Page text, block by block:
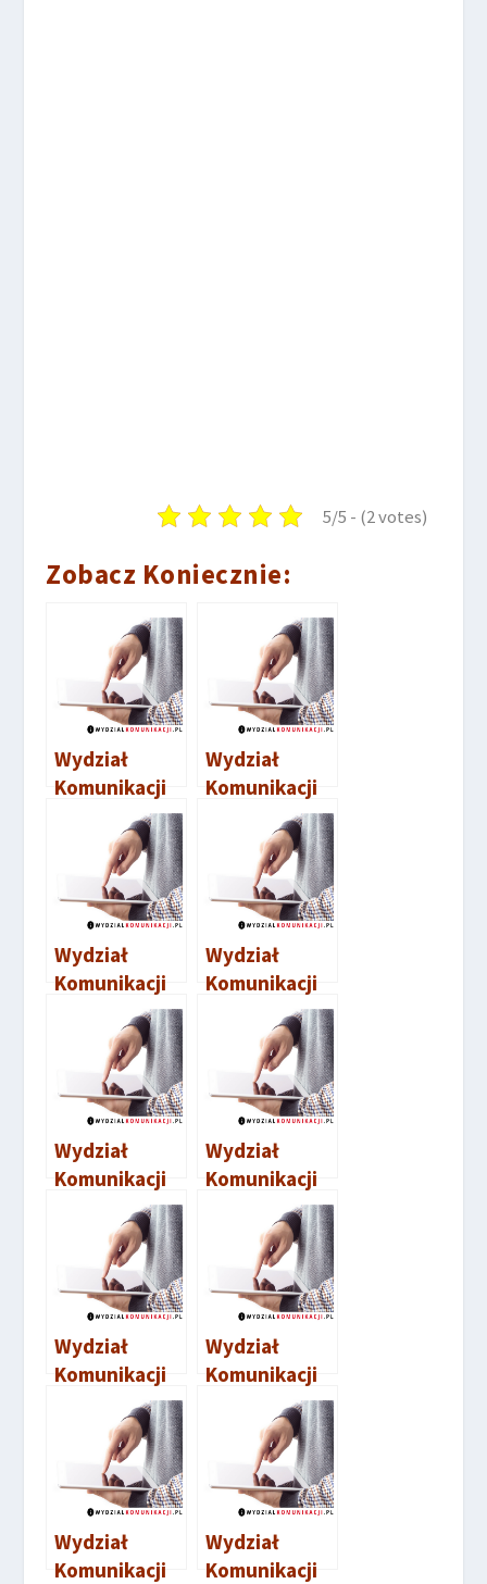
5/5 - (2 votes)
Zobacz Koniecznie:
Wydział
Komunikacji
Wydział
Komunikacji
Wydział
Komunikacji
Wydział
Komunikacji
Brodnica
Wydział
Komunikacji
Bydgoszcz
Wydział
Komunikacji
Radziejów
Wydział
Komunikacji
Aleksandrów
Kujawski
Wydział
Komunikacji
Wydział
Komunikacji
Wydział
Komunikacji